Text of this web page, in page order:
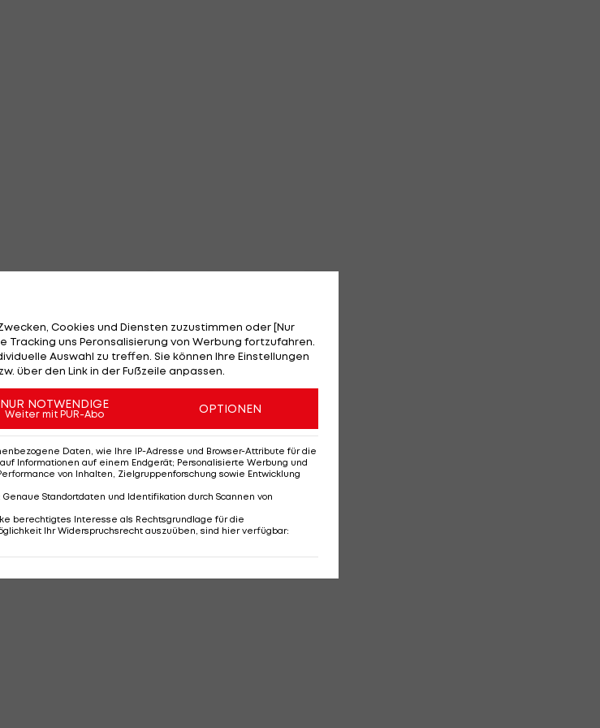
Cookies und Diensten zuzustimmen oder [Nur
Tracking uns Peronsalisierung von Werbung fortzufahren.
Auswahl zu treffen. Sie können Ihre Einstellungen
über den Link in der Fußzeile anpassen.
NUR NOTWENDIGE
Weiter mit PUR-Abo OPTIONEN
Daten, wie Ihre IP-Adresse und Browser-Attribute für die
Informationen auf einem Endgerät; Personalisierte Werbung und
von Inhalten, Zielgruppenforschung sowie Entwicklung
Genaue Standortdaten und Identifikation durch Scannen von
berechtigtes Interesse als Rechtsgrundlage für die
Ihr Widerspruchsrecht auszuüben, sind hier verfügbar: